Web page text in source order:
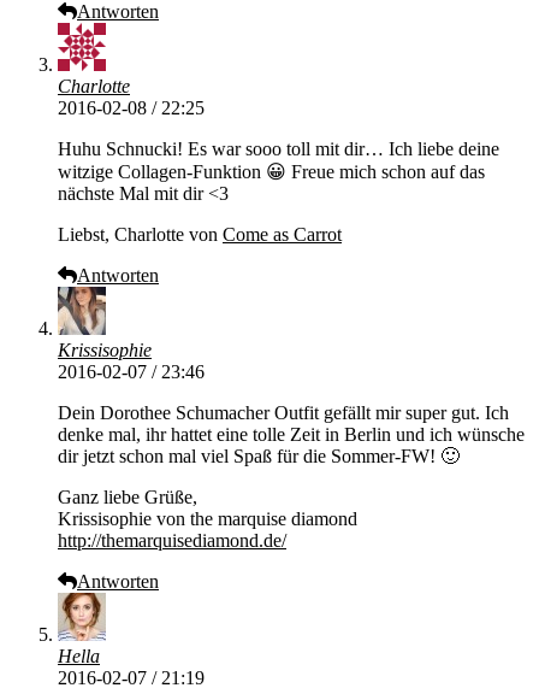
Antworten
Charlotte
2016-02-08 / 22:25
Huhu Schnucki! Es war sooo toll mit dir… Ich liebe deine
witzige Collagen-Funktion 😀 Freue mich schon auf das
nächste Mal mit dir <3
Liebst, Charlotte von Come as Carrot
Antworten
Krissisophie
2016-02-07 / 23:46
Dein Dorothee Schumacher Outfit gefällt mir super gut. Ich
denke mal, ihr hattet eine tolle Zeit in Berlin und ich wünsche
dir jetzt schon mal viel Spaß für die Sommer-FW! 🙂
Ganz liebe Grüße,
Krissisophie von the marquise diamond
http://themarquisediamond.de/
Antworten
Hella
2016-02-07 / 21:19